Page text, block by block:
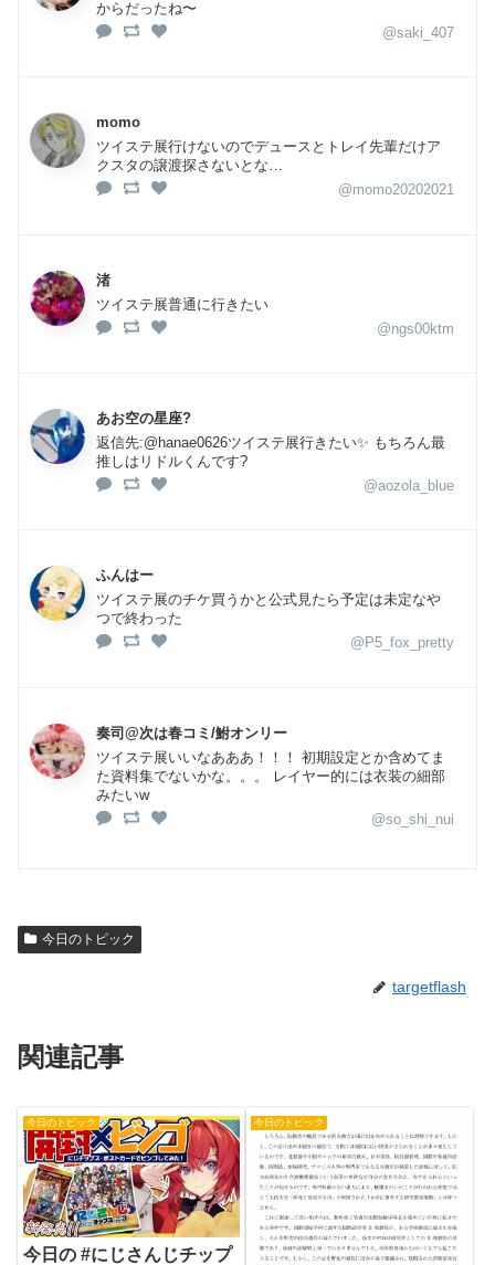
からだったね〜
@saki_407
momo
ツイステ展行けないのでデュースとトレイ先輩だけア
クスタの譲渡探さないとな…
@momo20202021
渚
ツイステ展普通に行きたい
@ngs00ktm
あお空の星座?
返信先:@hanae0626ツイステ展行きたい✨ もちろん最
推しはリドルくんです?
@aozola_blue
ふんはー
ツイステ展のチケ買うかと公式見たら予定は未定なや
つで終わった
@P5_fox_pretty
奏司@次は春コミ/鮒オンリー
ツイステ展いいなあああ！！！ 初期設定とか含めてま
た資料集でないかな。。。 レイヤー的には衣装の細部
みたいw
@so_shi_nui
今日のトピック
targetflash
関連記事
今日のトピック
今日の #にじさんじチップ
今日のトピック